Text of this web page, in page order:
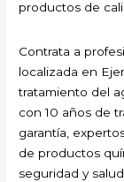
productos de
Contrata a
localizada en
tratamiento del
con 10 años de
garantía,
de productos
seguridad y